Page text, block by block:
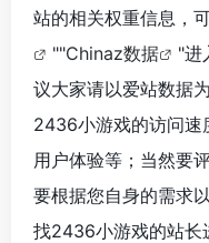
站的相关权重信息，
""Chinaz数据
"进
议大家请以爱站数据
2436小游戏的访问速
用户体验等；当然要
要根据您自身的需求
找2436小游戏的站长